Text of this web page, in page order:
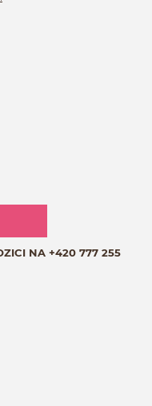
NA +420 777 255